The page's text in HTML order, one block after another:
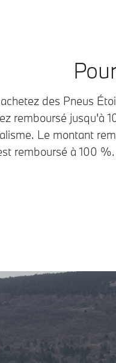
des Pneus
remboursé jusqu'à
Le montant
remboursé à 100